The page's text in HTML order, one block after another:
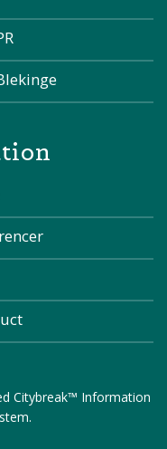
Citybreak™ Information
.